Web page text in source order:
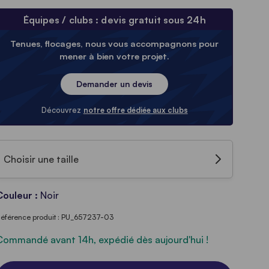
Équipes / clubs : devis gratuit sous 24h
Tenues, flocages, nous vous accompagnons pour
mener à bien votre projet.
Demander un devis
Découvrez notre offre dédiée aux clubs
Choisir une taille
: Noir
produit : PU_657237-03
avant 14h, expédié dès aujourd'hui !